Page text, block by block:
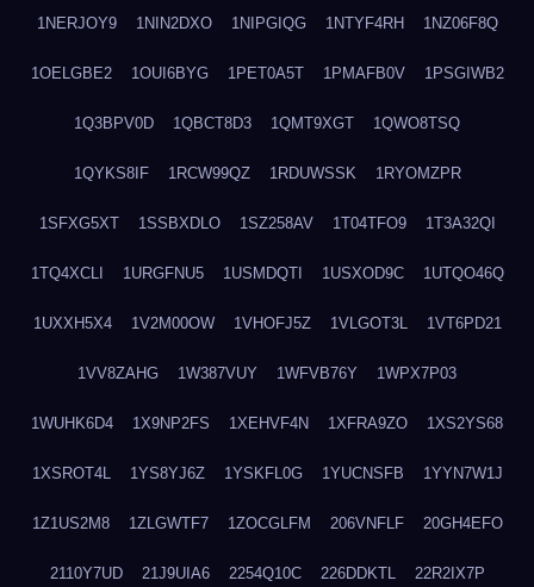
1NERJOY9 1NIN2DXO 1NIPGIQG 1NTYF4RH 1NZ06F8Q
1OELGBE2 1OUI6BYG 1PET0A5T 1PMAFB0V 1PSGIWB2
1Q3BPV0D 1QBCT8D3 1QMT9XGT 1QWO8TSQ
1QYKS8IF 1RCW99QZ 1RDUWSSK 1RYOMZPR
1SFXG5XT 1SSBXDLO 1SZ258AV 1T04TFO9 1T3A32QI
1TQ4XCLI 1URGFNU5 1USMDQTI 1USXOD9C 1UTQO46Q
1UXXH5X4 1V2M00OW 1VHOFJ5Z 1VLGOT3L 1VT6PD21
1VV8ZAHG 1W387VUY 1WFVB76Y 1WPX7P03
1WUHK6D4 1X9NP2FS 1XEHVF4N 1XFRA9ZO 1XS2YS68
1XSROT4L 1YS8YJ6Z 1YSKFL0G 1YUCNSFB 1YYN7W1J
1Z1US2M8 1ZLGWTF7 1ZOCGLFM 206VNFLF 20GH4EFO
2110Y7UD 21J9UIA6 2254Q10C 226DDKTL 22R2IX7P